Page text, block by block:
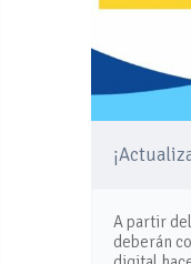
A partir
deberán